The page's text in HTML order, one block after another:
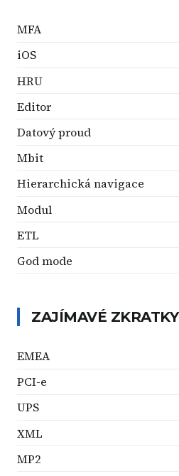
MFA
iOS
HRU
Editor
Datový proud
Mbit
Hierarchická navigace
Modul
ETL
God mode
ZAJÍMAVÉ ZKRATKY
EMEA
PCI-e
UPS
XML
MP2